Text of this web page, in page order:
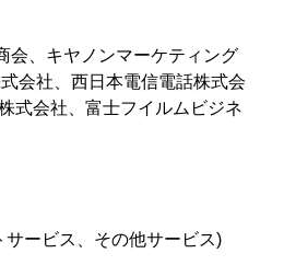
会、キヤノンマーケティング
会社、西日本電信電話株式会
式会社、富士フイルムビジネ
ービス、その他サービス)